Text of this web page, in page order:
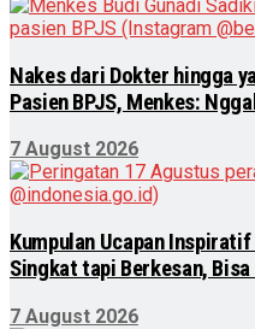
Nakes dari Dokter hingga
Pasien BPJS, Menkes:
7 August 2026
Kumpulan Ucapan
Singkat tapi Berkesan,
7 August 2026